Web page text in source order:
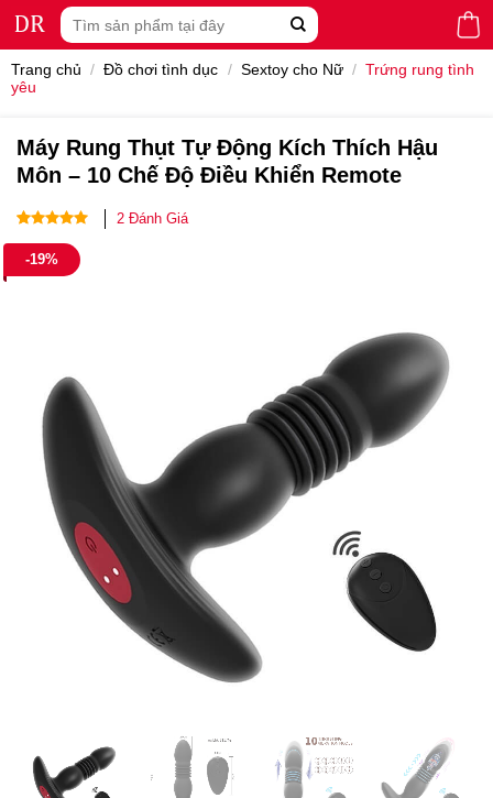
Tìm
kiếm:
Trang chủ / Đồ chơi tình dục / Sextoy cho Nữ / Trứng rung tình
yêu
Máy Rung Thụt Tự Động Kích Thích Hậu
Môn – 10 Chế Độ Điều Khiển Remote
5.00trên 5
dựa trên
2
đánh giá
2Đánh Giá
-19%